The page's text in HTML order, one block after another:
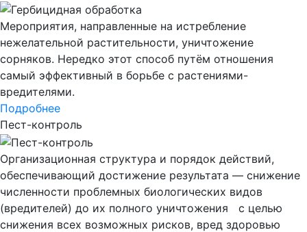
Мероприятия, направленные на истребление
нежелательной растительности, уничтожение
сорняков. Нередко этот способ путём отношения
самый эффективный в борьбе с растениями-
вредителями.
Подробнее
Пест-контроль
Организационная структура и порядок действий,
обеспечивающий достижение результата — снижение
численности проблемных биологических видов
(вредителей) до их полного уничтожения с целью
снижения всех возможных рисков, вред здоровью